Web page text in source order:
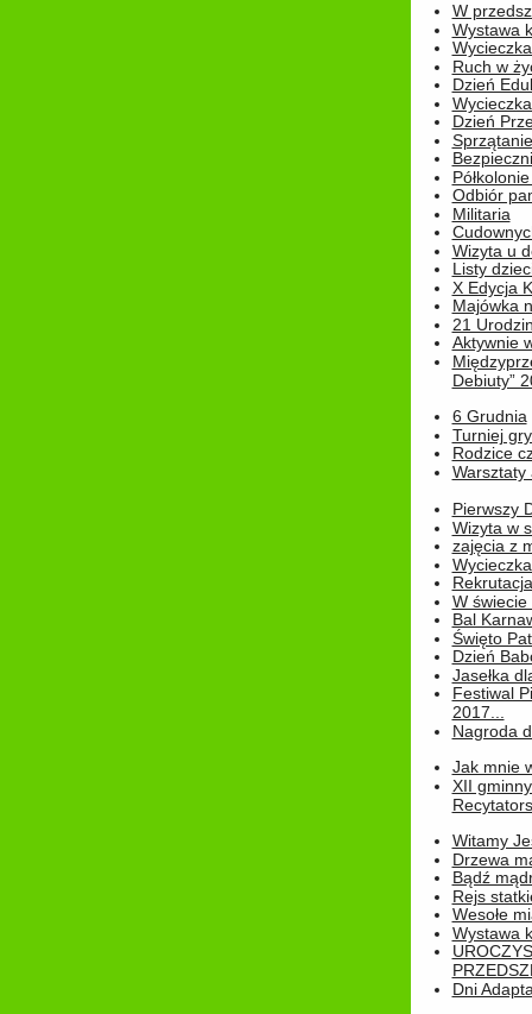
W
Wystawa
Ruch w
Dzień
Dzień
Odbiór
Militaria
Wizyta u
Listy
X Edycja
Majówka
21
Aktywnie
Debiuty”
6 Grudnia
Turniej
Rodzice
Warsztaty
Pierwszy
Wizyta w
zajęcia z
W świecie
Bal
Święto
Dzień
Jasełka
Festiwal
2017...
Nagroda
Jak mnie
XII
Witamy
Drzewa
Bądź
Rejs
Wesołe
Wystawa
Dni